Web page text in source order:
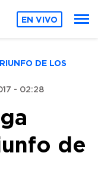
EN VIVO
DE LOS
- 02:28
de